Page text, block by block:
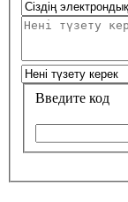
Введите код